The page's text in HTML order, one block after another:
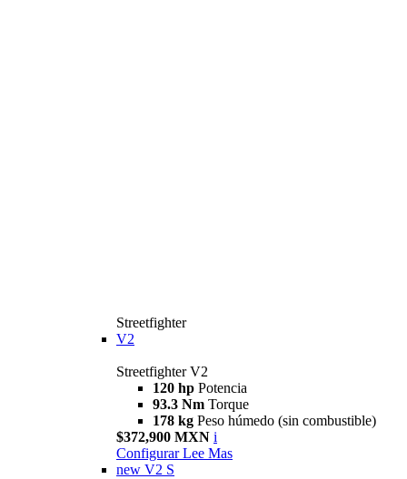
Streetfighter
V2
Streetfighter V2
120 hp Potencia
93.3 Nm Torque
178 kg Peso húmedo (sin combustible)
$372,900 MXN i
Configurar Lee Mas
new V2 S